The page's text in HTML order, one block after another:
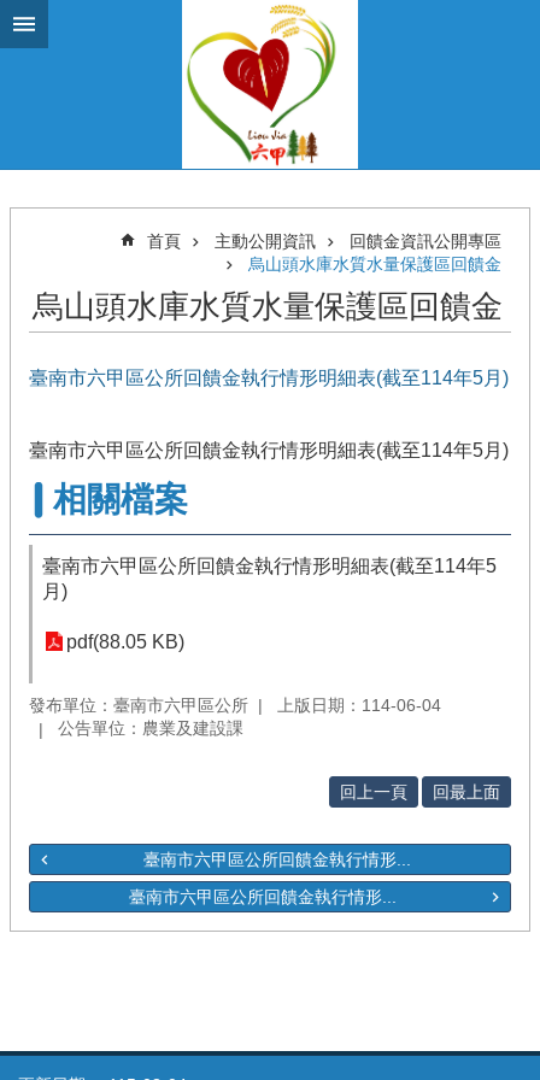
跳到主要內容區塊
首頁 主動公開資訊
回饋金資訊公開專區
烏山頭水庫水質水量保護區回饋金
烏山頭水庫水質水量保護區回饋金
臺南市六甲區公所回饋金執行情形明細表(截至114年5月)
臺南市六甲區公所回饋金執行情形明細表(截至114年5月)
相關檔案
臺南市六甲區公所回饋金執行情形明細表(截至114年5
月)
pdf(88.05 KB)
發布單位：臺南市六甲區公所
上版日期：114-06-04
公告單位：農業及建設課
回上一頁 回最上面
臺南市六甲區公所回饋金執行情形...
臺南市六甲區公所回饋金執行情形...